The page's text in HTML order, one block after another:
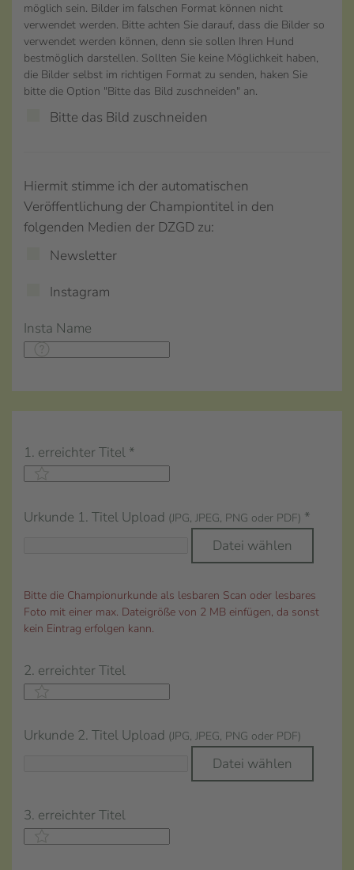
möglich sein. Bilder im falschen Format können nicht
verwendet werden. Bitte achten Sie darauf, dass die Bilder so
verwendet werden können, denn sie sollen Ihren Hund
bestmöglich darstellen. Sollten Sie keine Möglichkeit haben,
die Bilder selbst im richtigen Format zu senden, haken Sie
bitte die Option "Bitte das Bild zuschneiden" an.
Bitte das Bild zuschneiden
Hiermit stimme ich der automatischen
Veröffentlichung der Championtitel in den
folgenden Medien der DZGD zu:
Newsletter
Instagram
Insta Name
1. erreichter Titel *
Urkunde 1. Titel Upload (JPG, JPEG, PNG oder PDF) *
Datei wählen
Bitte die Championurkunde als lesbaren Scan oder lesbares
Foto mit einer max. Dateigröße von 2 MB einfügen, da sonst
kein Eintrag erfolgen kann.
2. erreichter Titel
Urkunde 2. Titel Upload (JPG, JPEG, PNG oder PDF)
Datei wählen
3. erreichter Titel